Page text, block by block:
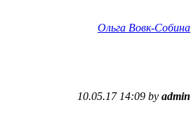
Ольга Вовк-Собина
10.05.17 14:09 by admin